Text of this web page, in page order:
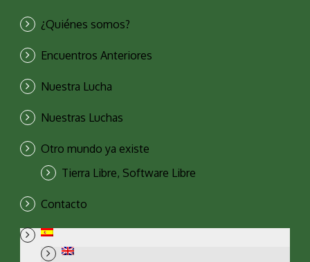
¿Quiénes somos?
Encuentros Anteriores
Nuestra Lucha
Nuestras Luchas
Otro mundo ya existe
Tierra Libre, Software Libre
Contacto